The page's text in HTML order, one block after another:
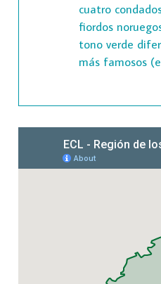
cuatro
fiordos
tono verde
más famosos